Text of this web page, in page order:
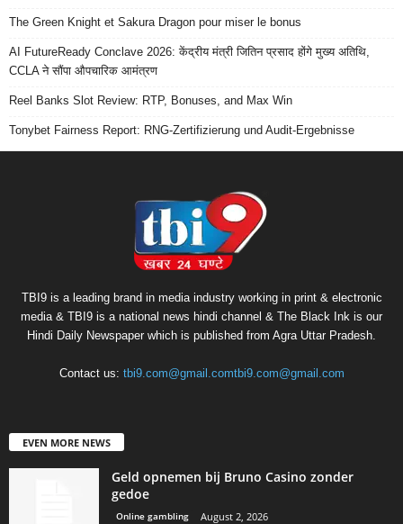
The Green Knight et Sakura Dragon pour miser le bonus
AI FutureReady Conclave 2026: केंद्रीय मंत्री जितिन प्रसाद होंगे मुख्य अतिथि,
CCLA ने सौंपा औपचारिक आमंत्रण
Reel Banks Slot Review: RTP, Bonuses, and Max Win
Tonybet Fairness Report: RNG-Zertifizierung und Audit-Ergebnisse
TBI9 is a leading brand in media industry working in print & electronic
media & TBI9 is a national news hindi channel & The Black Ink is our
Hindi Daily Newspaper which is published from Agra Uttar Pradesh.
Contact us: tbi9.com@gmail.comtbi9.com@gmail.com
EVEN MORE NEWS
Geld opnemen bij Bruno Casino zonder
gedoe
Online gambling August 2, 2026